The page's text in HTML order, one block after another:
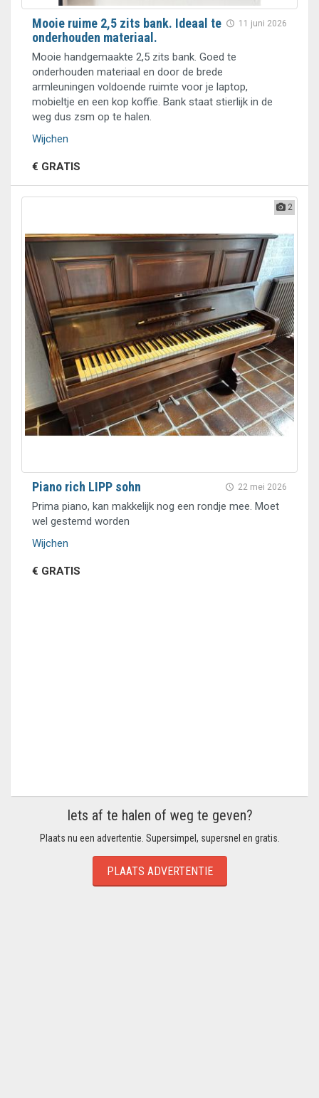
11 juni 2026
Mooie ruime 2,5 zits bank. Ideaal te
onderhouden materiaal.
Mooie handgemaakte 2,5 zits bank. Goed te
onderhouden materiaal en door de brede
armleuningen voldoende ruimte voor je laptop,
mobieltje en een kop koffie. Bank staat stierlijk in de
weg dus zsm op te halen.
Wijchen
€ GRATIS
2
22 mei 2026
Piano rich LIPP sohn
Prima piano, kan makkelijk nog een rondje mee. Moet
wel gestemd worden
Wijchen
€ GRATIS
Iets af te halen of weg te geven?
Plaats nu een advertentie. Supersimpel, supersnel en gratis.
PLAATS ADVERTENTIE